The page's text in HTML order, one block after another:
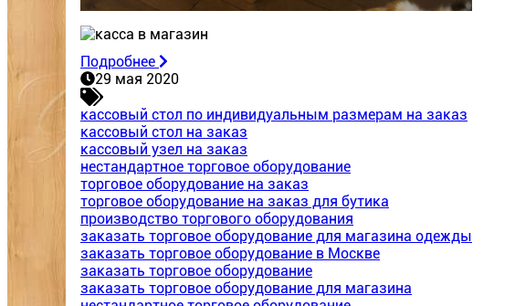
Подробнее
29 мая 2020
кассовый стол по индивидуальным размерам на заказ
кассовый стол на заказ
кассовый узел на заказ
нестандартное торговое оборудование
торговое оборудование на заказ
торговое оборудование на заказ для бутика
производство торгового оборудования
заказать торговое оборудование для магазина одежды
заказать торговое оборудование в Москве
заказать торговое оборудование
заказать торговое оборудование для магазина